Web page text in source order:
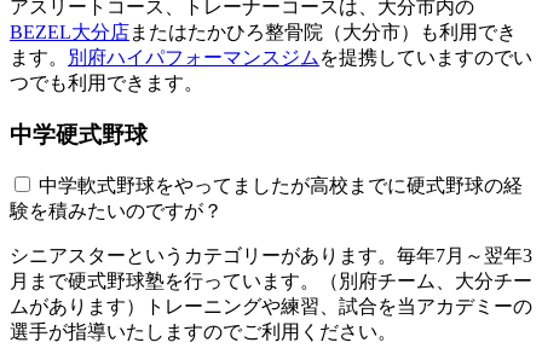
アスリートコース、トレーナーコースは、大分市内の
BEZEL大分店またはたかひろ整骨院（大分市）も利用でき
ます。
別府ハイパフォーマンスジム を提携していますのでい
つでも利用できます。
中学硬式野球
中学軟式野球をやってましたが高校までに硬式野球の経
験を積みたいのですが？
シニアスターというカテゴリーがあります。毎年7月～翌年3
月まで硬式野球塾を行っています。（別府チーム、大分チー
ムがあります）トレーニングや練習、試合を当アカデミーの
選手が指導いたしますのでご利用ください。